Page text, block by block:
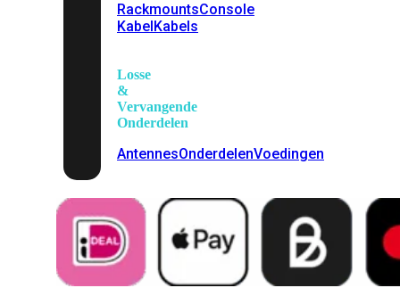
RackmountsConsole
KabelKabels
Losse
&
Vervangende
Onderdelen
AntennesOnderdelenVoedingen